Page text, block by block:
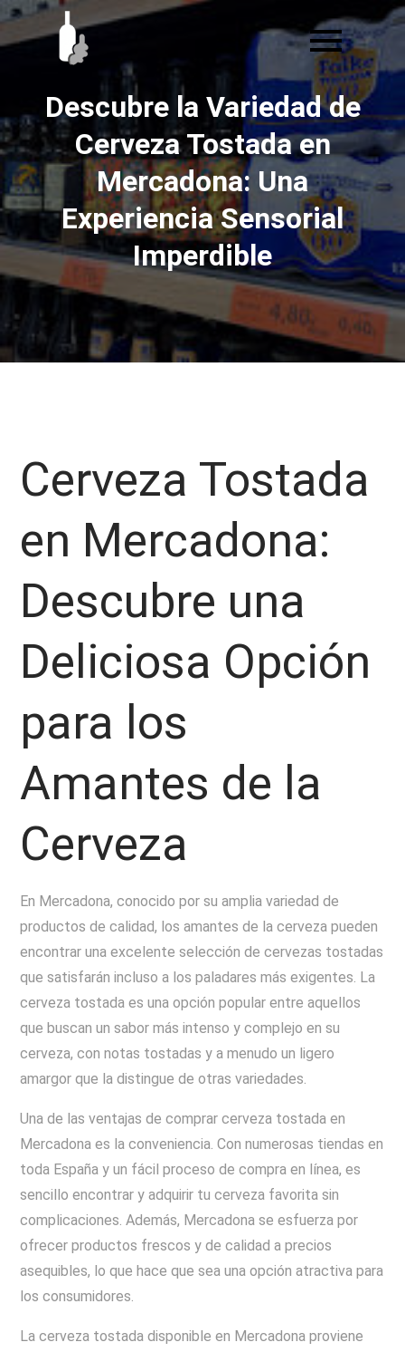
contenido
Descubre la Variedad de
Cerveza Tostada en
Mercadona: Una
Experiencia Sensorial
Imperdible
Cerveza Tostada
en Mercadona:
Descubre una
Deliciosa Opción
para los
Amantes de la
Cerveza
En Mercadona, conocido por su amplia variedad de
productos de calidad, los amantes de la cerveza pueden
encontrar una excelente selección de cervezas tostadas
que satisfarán incluso a los paladares más exigentes. La
cerveza tostada es una opción popular entre aquellos
que buscan un sabor más intenso y complejo en su
cerveza, con notas tostadas y a menudo un ligero
amargor que la distingue de otras variedades.
Una de las ventajas de comprar cerveza tostada en
Mercadona es la conveniencia. Con numerosas tiendas en
toda España y un fácil proceso de compra en línea, es
sencillo encontrar y adquirir tu cerveza favorita sin
complicaciones. Además, Mercadona se esfuerza por
ofrecer productos frescos y de calidad a precios
asequibles, lo que hace que sea una opción atractiva para
los consumidores.
La cerveza tostada disponible en Mercadona proviene